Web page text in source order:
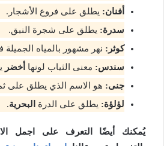
أفنان: يطلق على فروع الأشجار.
سدرة: يطلق على شجرة النبق.
كوثر: نهر مشهور بالمياه الجميلة
سندس: معنى الثياب لونها أخضر
جنى: هو الاسم الذي يطلق على
لؤلؤة: يطلق على الدرة البحرية.
يُمكنك أيضًا التعرف على اجمل